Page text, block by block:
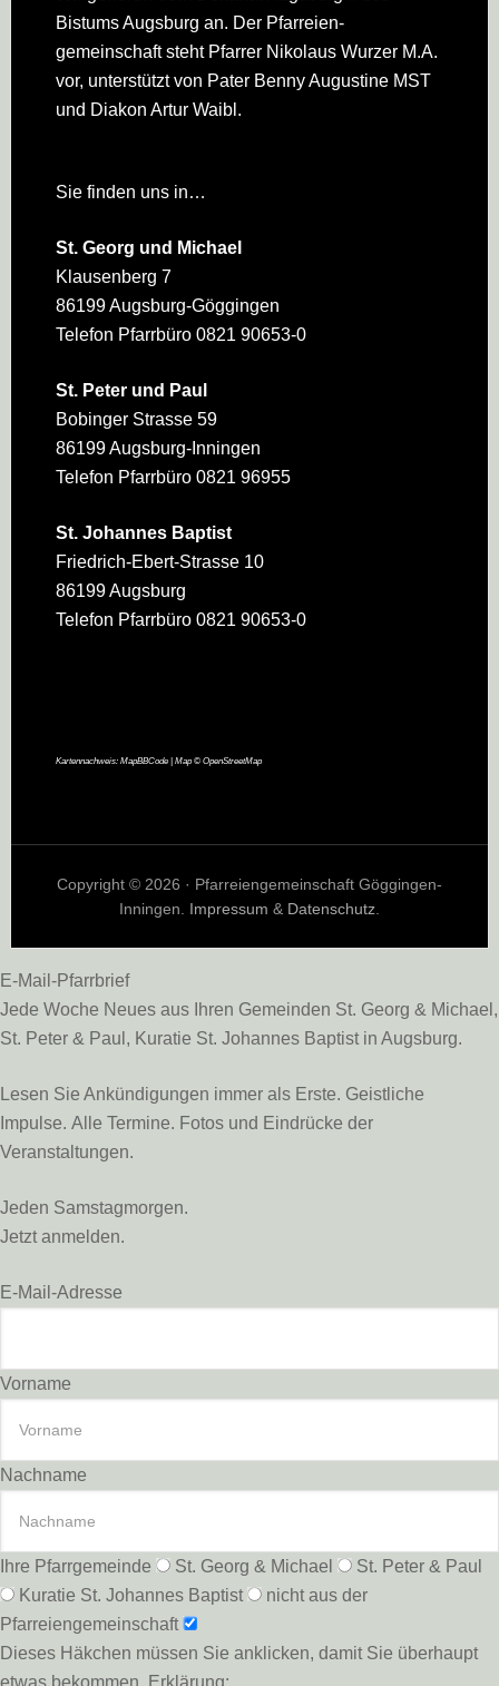
Bistums Augsburg an. Der Pfarreien­
gemeinschaft steht Pfarrer Nikolaus Wurzer M.A.
vor, unterstützt von Pater Benny Augustine MST
und Diakon Artur Waibl.
Sie finden uns in…
St. Georg und Michael
Klausenberg 7
86199 Augsburg-Göggingen
Telefon Pfarrbüro 0821 90653-0
St. Peter und Paul
Bobinger Strasse 59
86199 Augsburg-Inningen
Telefon Pfarrbüro 0821 96955
St. Johannes Baptist
Friedrich-Ebert-Strasse 10
86199 Augsburg
Telefon Pfarrbüro 0821 90653-0
Kartennachweis: MapBBCode| Map © OpenStreetMap
Copyright © 2026 · Pfarreiengemeinschaft Göggingen-
Inningen. Impressum & Datenschutz.
E-Mail-Pfarrbrief
Jede Woche Neues aus Ihren Gemeinden St. Georg & Michael,
St. Peter & Paul, Kuratie St. Johannes Baptist in Augsburg.
Lesen Sie Ankündigungen immer als Erste. Geistliche
Impulse. Alle Termine. Fotos und Eindrücke der
Veranstaltungen.
Jeden Samstagmorgen.
Jetzt anmelden.
E-Mail-Adresse
Vorname
Nachname
Ihre Pfarrgemeinde St. Georg & Michael
St. Peter & Paul
Kuratie St. Johannes Baptist
nicht aus der
Pfarreiengemeinschaft
Dieses Häkchen müssen Sie anklicken, damit Sie überhaupt
etwas bekommen. Erklärung: